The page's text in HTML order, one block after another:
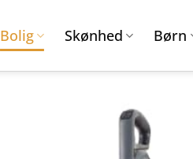
Bolig Skønhed Børn